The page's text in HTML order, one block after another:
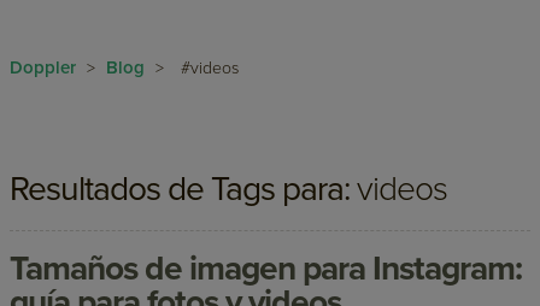
Doppler > Blog > #videos
Resultados de Tags para:videos
Tamaños de imagen para Instagram: